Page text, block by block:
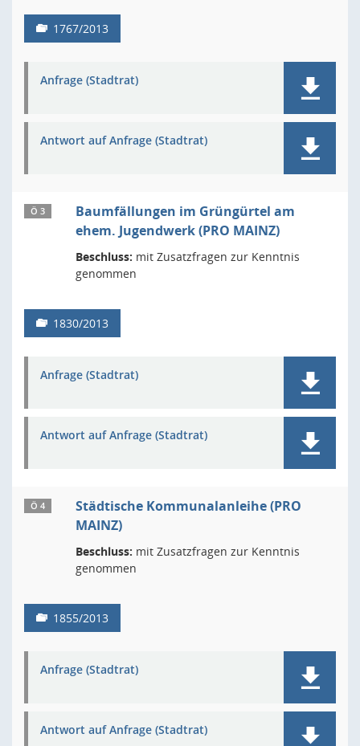
1767/2013
Anfrage (Stadtrat)
Antwort auf Anfrage (Stadtrat)
Ö 3
Baumfällungen im Grüngürtel am
ehem. Jugendwerk (PRO MAINZ)
Beschluss: mit Zusatzfragen zur Kenntnis
genommen
1830/2013
Anfrage (Stadtrat)
Antwort auf Anfrage (Stadtrat)
Ö 4
Städtische Kommunalanleihe (PRO
MAINZ)
Beschluss: mit Zusatzfragen zur Kenntnis
genommen
1855/2013
Anfrage (Stadtrat)
Antwort auf Anfrage (Stadtrat)